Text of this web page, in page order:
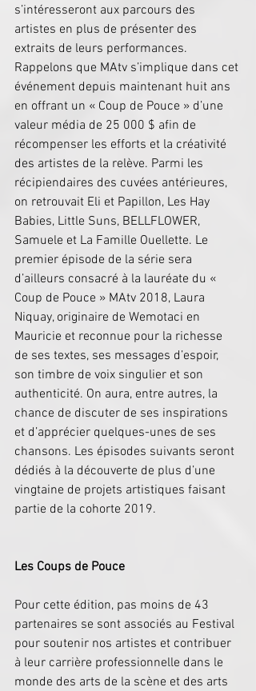
s’intéresseront aux parcours des
artistes en plus de présenter des
extraits de leurs performances.
Rappelons que MAtv s’implique dans cet
événement depuis maintenant huit ans
en offrant un « Coup de Pouce » d’une
valeur média de 25 000 $ afin de
récompenser les efforts et la créativité
des artistes de la relève. Parmi les
récipiendaires des cuvées antérieures,
on retrouvait Eli et Papillon, Les Hay
Babies, Little Suns, BELLFLOWER,
Samuele et La Famille Ouellette. Le
premier épisode de la série sera
d’ailleurs consacré à la lauréate du «
Coup de Pouce » MAtv 2018, Laura
Niquay, originaire de Wemotaci en
Mauricie et reconnue pour la richesse
de ses textes, ses messages d’espoir,
son timbre de voix singulier et son
authenticité. On aura, entre autres, la
chance de discuter de ses inspirations
et d’apprécier quelques-unes de ses
chansons. Les épisodes suivants seront
dédiés à la découverte de plus d’une
vingtaine de projets artistiques faisant
partie de la cohorte 2019.
Les Coups de Pouce
Pour cette édition, pas moins de 43
partenaires se sont associés au Festival
pour soutenir nos artistes et contribuer
à leur carrière professionnelle dans le
monde des arts de la scène et des arts